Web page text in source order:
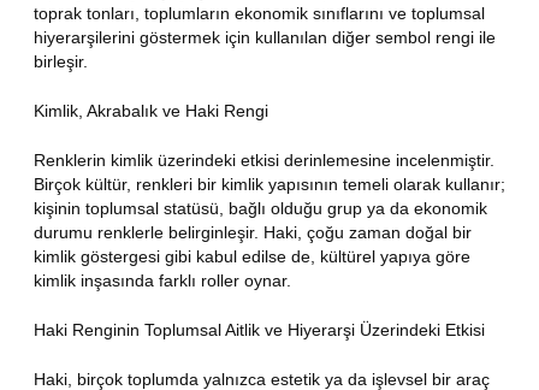
toprak tonları, toplumların ekonomik sınıflarını ve toplumsal
hiyerarşilerini göstermek için kullanılan diğer sembol rengi ile
birleşir.
Kimlik, Akrabalık ve Haki Rengi
Renklerin kimlik üzerindeki etkisi derinlemesine incelenmiştir.
Birçok kültür, renkleri bir kimlik yapısının temeli olarak kullanır;
kişinin toplumsal statüsü, bağlı olduğu grup ya da ekonomik
durumu renklerle belirginleşir. Haki, çoğu zaman doğal bir
kimlik göstergesi gibi kabul edilse de, kültürel yapıya göre
kimlik inşasında farklı roller oynar.
Haki Renginin Toplumsal Aitlik ve Hiyerarşi Üzerindeki Etkisi
Haki, birçok toplumda yalnızca estetik ya da işlevsel bir araç